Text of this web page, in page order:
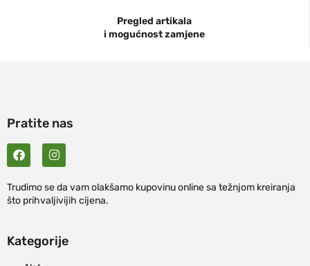
Pregled artikala
i mogućnost zamjene
Pratite nas
Trudimo se da vam olakšamo kupovinu online sa težnjom kreiranja
što prihvaljivijih cijena.
Kategorije